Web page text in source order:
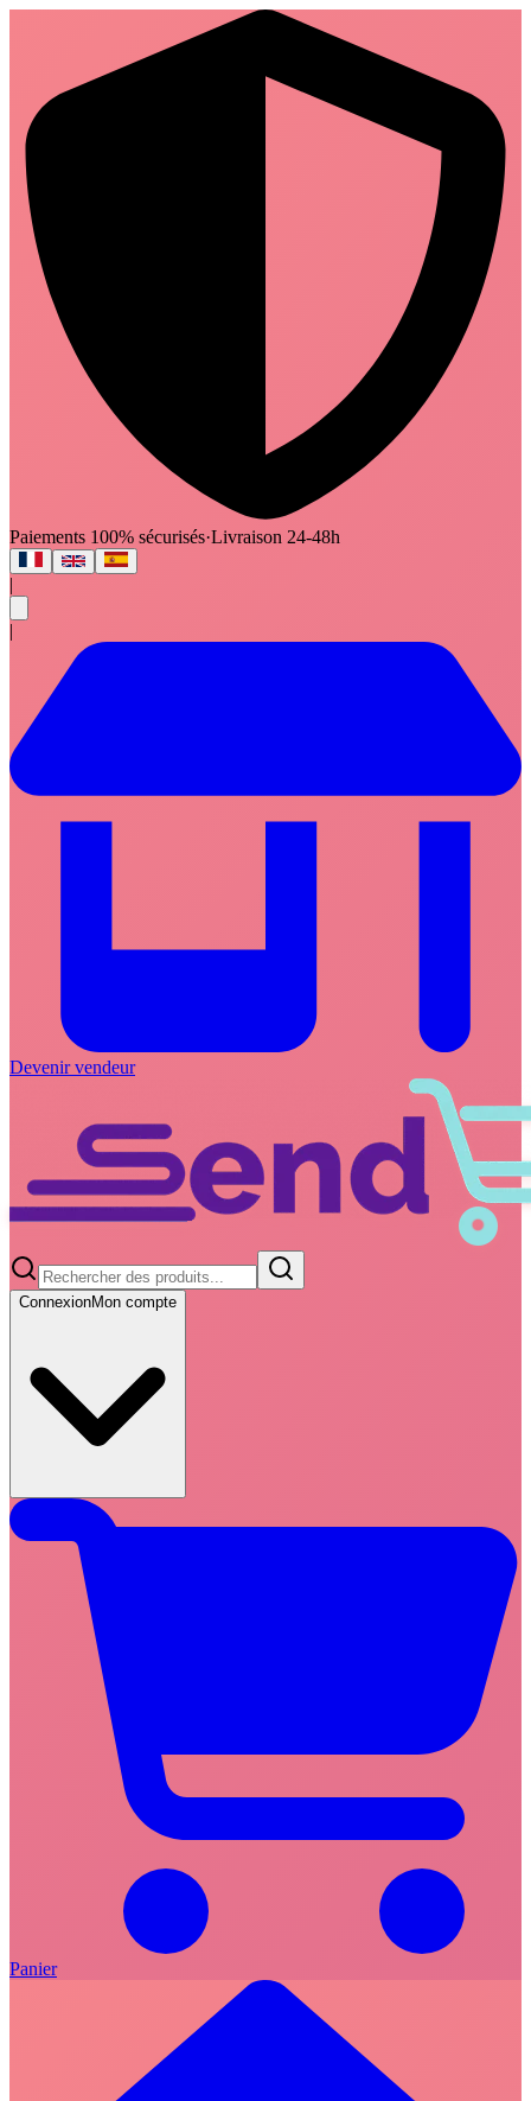
Paiements 100% sécurisés·Livraison 24-48h
|
|
Devenir vendeur
ConnexionMon compte
Panier